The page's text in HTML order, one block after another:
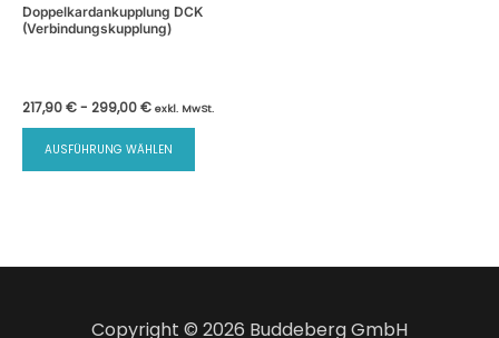
Doppelkardankupplung DCK
(Verbindungskupplung)
217,90€- 299,00€ exkl. MwSt.
AUSFÜHRUNG WÄHLEN
Dieses
auf.
Copyright © 2026 Buddeberg GmbH